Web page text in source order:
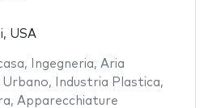
USA
, Ingegneria, Aria
, Industria Plastica,
, Apparecchiature